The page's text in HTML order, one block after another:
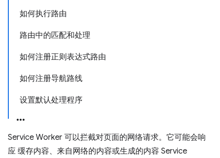
如何执行路由
路由中的匹配和处理
如何注册正则表达式路由
如何注册导航路线
设置默认处理程序
Service Worker 可以拦截对页面的网络请求。它可能会响
应 缓存内容、来自网络的内容或生成的内容 Service